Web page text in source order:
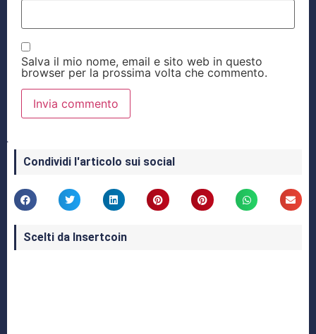
Salva il mio nome, email e sito web in questo
browser per la prossima volta che commento.
Condividi l'articolo sui social
Scelti da Insertcoin